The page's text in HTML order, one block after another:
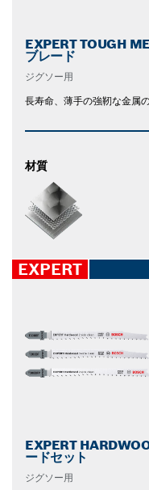
EXPERT TOUGH
ブレード
ジグソー用
長寿命、薄手の強靭な金属
材質
EXPERT
EXPERT
ードセット
ジグソー用